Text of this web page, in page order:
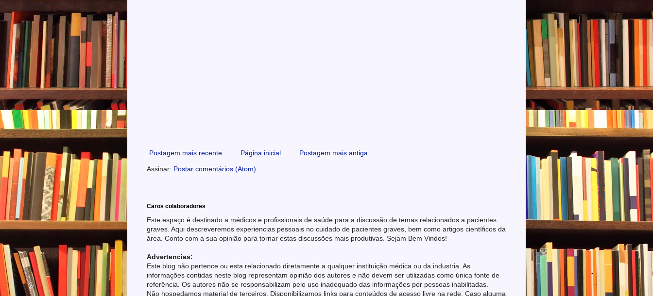
Postagem mais recente Postagem mais antiga
Página inicial
Assinar: Postar comentários (Atom)
Caros colaboradores
Este espaço é destinado a médicos e profissionais de saúde para a discussão de temas relacionados a pacientes
graves. Aqui descreveremos experiencias pessoais no cuidado de pacientes graves, bem como artigos científicos da
área. Conto com a sua opinião para tornar estas discussões mais produtivas. Sejam Bem Vindos!
Advertencias:
Este blog não pertence ou esta relacionado diretamente a qualquer instituição médica ou da industria. As
informações contidas neste blog representam opinião dos autores e não devem ser utilizadas como única fonte de
referência. Os autores não se responsabilizam pelo uso inadequado das informações por pessoas inabilitadas.
Não hospedamos material de terceiros. Disponibilizamos links para conteúdos de acesso livre na rede. Caso alguma